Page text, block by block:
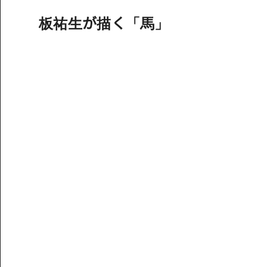
板祐生が描く「馬」